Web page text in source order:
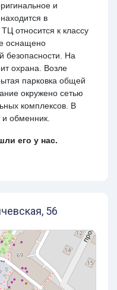
и
в
относится к классу
оснащено
безопасности. На
охрана. Возле
парковка общей
окружено сетью
комплексов. В
обменник.
его у нас.
56